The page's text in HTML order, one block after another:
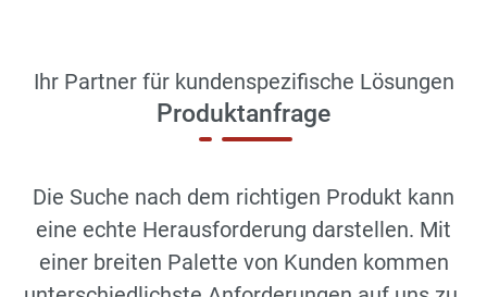
Ihr Partner für kundenspezifische Lösungen
Produktanfrage
Die Suche nach dem richtigen Produkt kann
eine echte Herausforderung darstellen. Mit
einer breiten Palette von Kunden kommen